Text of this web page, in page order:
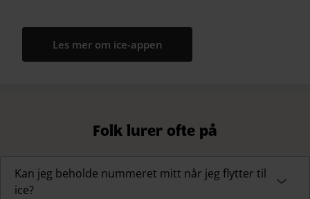
Les mer om ice-appen
Folk lurer ofte på
Kan jeg beholde nummeret mitt når jeg flytter til
ice?